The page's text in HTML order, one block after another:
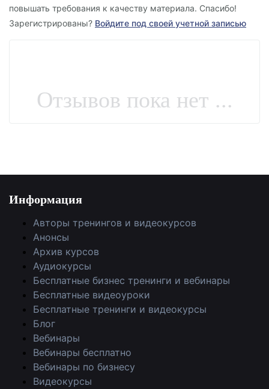
Satfinder – Прибор для настройки, рекомендации,
Новые приемники – Обновленные серии
Расходные материалы – Перечень расходников
Ремонт БП – Еще один способ быстро заработать
от 1000 рублей.
Кабель – Кабель и правильное оконечивание
разъемов.
Promo_trikolor_Master – видео для парнеров и рекламы.
Архив Реклама — Шаблоны визиток и банеров для
рекламы, гарантия возврата средств, контакты.
повышать требования к качеству материала. Спасибо!
Зарегистрированы? Войдите под своей учетной записью
Отзывов пока нет ...
Информация
Авторы тренингов и видеокурсов
Анонсы
Архив курсов
Аудиокурсы
Бесплатные бизнес тренинги и вебинары
Бесплатные видеоуроки
Бесплатные тренинги и видеокурсы
Блог
Вебинары
Вебинары бесплатно
Вебинары по бизнесу
Видеокурсы